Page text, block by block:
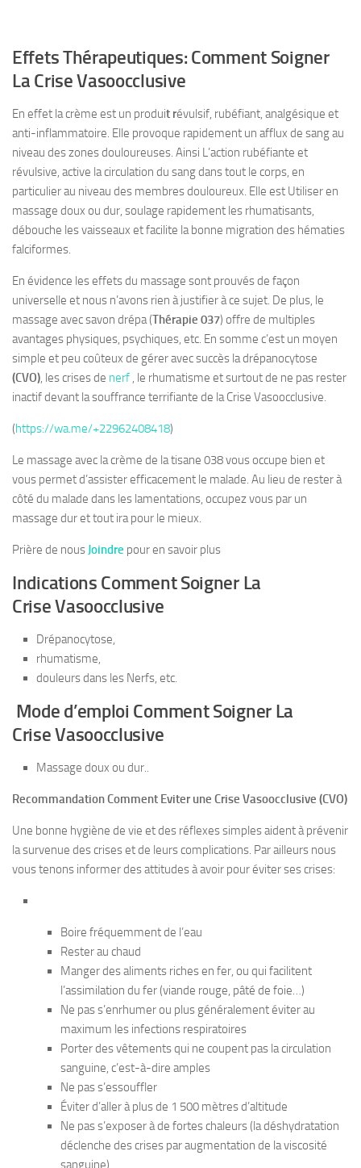
Effets Thérapeutiques: Comment Soigner
La Crise Vasoocclusive
En effet la crème est un produit révulsif, rubéfiant, analgésique et
anti-inflammatoire. Elle provoque rapidement un afflux de sang au
niveau des zones douloureuses. Ainsi L’action rubéfiante et
révulsive, active la circulation du sang dans tout le corps, en
particulier au niveau des membres douloureux. Elle est Utiliser en
massage doux ou dur, soulage rapidement les rhumatisants,
débouche les vaisseaux et facilite la bonne migration des hématies
falciformes.
En évidence les effets du massage sont prouvés de façon
universelle et nous n’avons rien à justifier à ce sujet. De plus, le
massage avec savon drépa (Thérapie 037) offre de multiples
avantages physiques, psychiques, etc. En somme c’est un moyen
simple et peu coûteux de gérer avec succès la drépanocytose
(CVO), les crises de nerf , le rhumatisme et surtout de ne pas rester
inactif devant la souffrance terrifiante de la Crise Vasoocclusive.
(https://wa.me/+22962408418)
Le massage avec la crème de la tisane 038 vous occupe bien et
vous permet d’assister efficacement le malade. Au lieu de rester à
côté du malade dans les lamentations, occupez vous par un
massage dur et tout ira pour le mieux.
Prière de nous Joindre pour en savoir plus
Indications Comment Soigner La
Crise Vasoocclusive
Drépanocytose,
rhumatisme,
douleurs dans les Nerfs, etc.
Mode d’emploi Comment Soigner La
Crise Vasoocclusive
Massage doux ou dur..
Recommandation Comment Eviter une Crise Vasoocclusive (CVO)
Une bonne hygiène de vie et des réflexes simples aident à prévenir
la survenue des crises et de leurs complications. Par ailleurs nous
vous tenons informer des attitudes à avoir pour éviter ses crises:
Boire fréquemment de l’eau
Rester au chaud
Manger des aliments riches en fer, ou qui facilitent
l’assimilation du fer (viande rouge, pâté de foie…)
Ne pas s’enrhumer ou plus généralement éviter au
maximum les infections respiratoires
Porter des vêtements qui ne coupent pas la circulation
sanguine, c’est-à-dire amples
Ne pas s’essouffler
Éviter d’aller à plus de 1 500 mètres d’altitude
Ne pas s’exposer à de fortes chaleurs (la déshydratation
déclenche des crises par augmentation de la viscosité
sanguine)